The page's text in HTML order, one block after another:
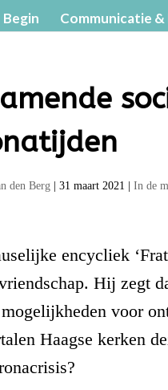
Begin Communicatie &
den Berg |31 maart 2021 |In de
encycliek
Hij zegt
voor
Haagse kerken